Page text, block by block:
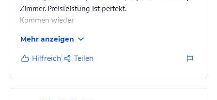
Zimmer. Preisleistung ist perfekt.
Kommen wieder
Mehr anzeigen
Hilfreich Teilen